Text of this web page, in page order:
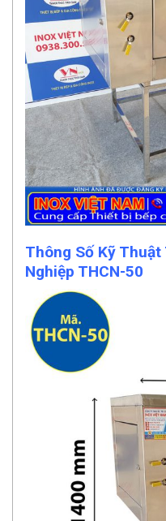
Thông Số Kỹ Thuật
Nghiệp THCN-50